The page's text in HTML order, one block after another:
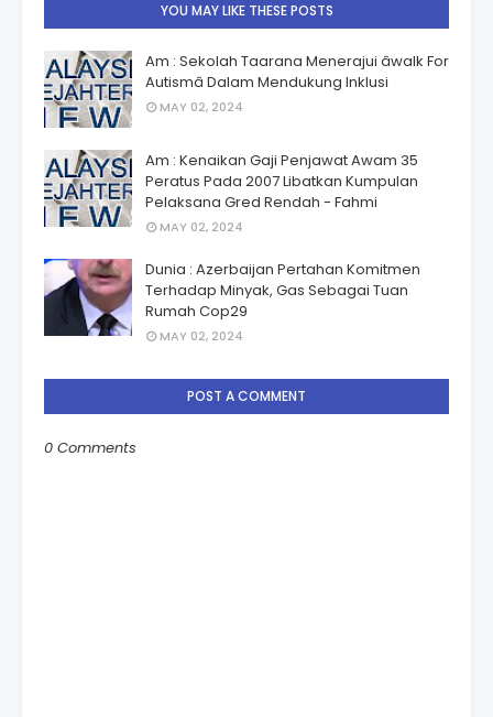
YOU MAY LIKE THESE POSTS
Am : Sekolah Taarana Menerajui âwalk For
Autismâ Dalam Mendukung Inklusi
MAY 02, 2024
Am : Kenaikan Gaji Penjawat Awam 35
Peratus Pada 2007 Libatkan Kumpulan
Pelaksana Gred Rendah - Fahmi
MAY 02, 2024
Dunia : Azerbaijan Pertahan Komitmen
Terhadap Minyak, Gas Sebagai Tuan
Rumah Cop29
MAY 02, 2024
POST A COMMENT
0 Comments